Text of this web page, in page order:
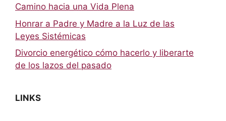
Camino hacia una Vida Plena
Honrar a Padre y Madre a la Luz de las
Leyes Sistémicas
Divorcio energético cómo hacerlo y liberarte
de los lazos del pasado
LINKS